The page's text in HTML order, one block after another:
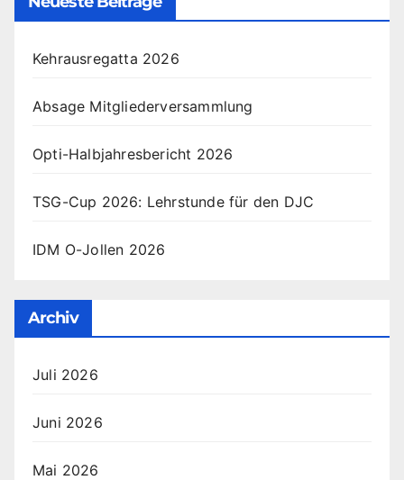
Kehrausregatta 2026
Absage Mitgliederversammlung
Opti-Halbjahresbericht 2026
TSG-Cup 2026: Lehrstunde für den DJC
IDM O-Jollen 2026
Archiv
Juli 2026
Juni 2026
Mai 2026